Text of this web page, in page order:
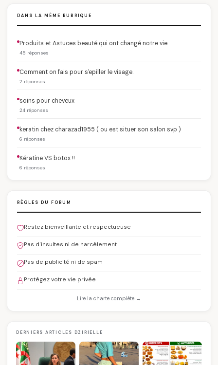
DANS LA MÊME RUBRIQUE
Produits et Astuces beauté qui ont changé notre vie
45 réponses
Comment on fais pour s'epiller le visage.
2 réponses
soins pour cheveux
24 réponses
keratin chez charazad1955 ( ou est situer son salon svp )
6 réponses
Kératine VS botox !!
6 réponses
RÈGLES DU FORUM
Restez bienveillante et respectueuse
Pas d'insultes ni de harcèlement
Pas de publicité ni de spam
Protégez votre vie privée
Lire la charte complète →
DERNIERS ARTICLES DZIRIELLE